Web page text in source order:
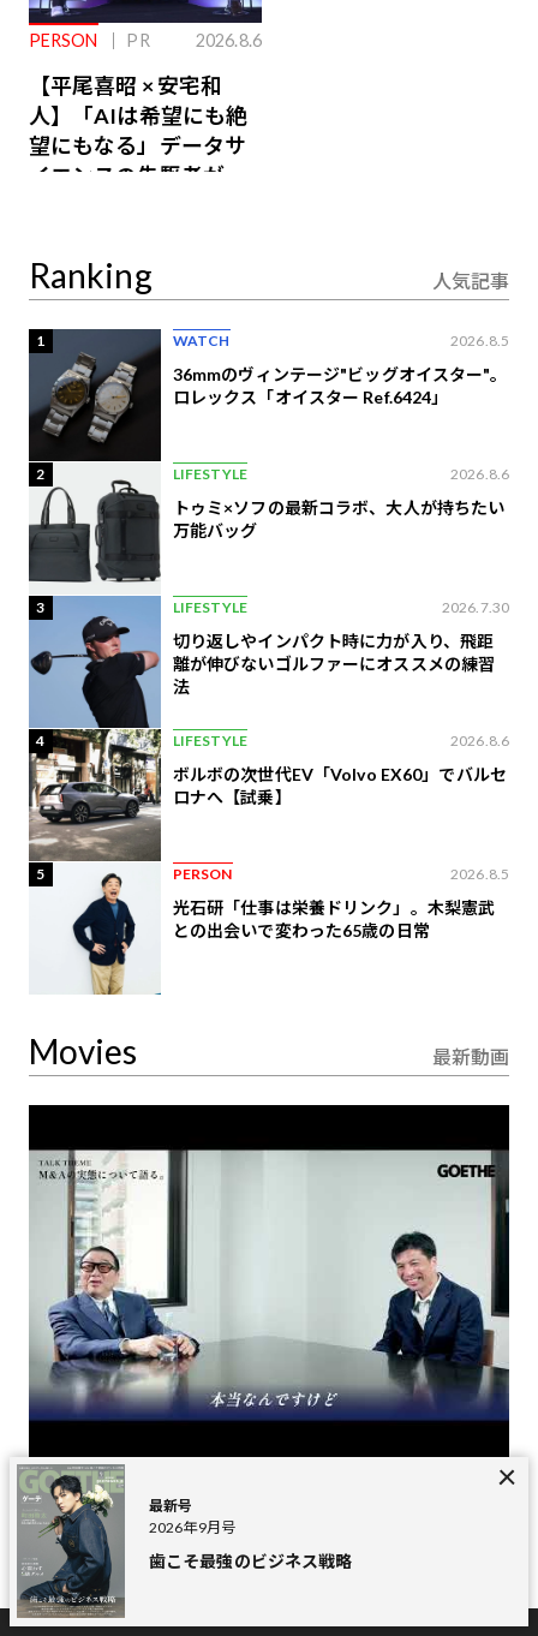
PERSON PR 2026.8.6
【平尾喜昭 × 安宅和
人】「AIは希望にも絶
望にもなる」データサ
イエンスの先駆者が語
Ranking 人気記事
1 WATCH 2026.8.5
36mmのヴィンテージ"ビッグオイスター"。
ロレックス「オイスター Ref.6424」
2 LIFESTYLE 2026.8.6
トゥミ×ソフの最新コラボ、大人が持ちたい
万能バッグ
3 LIFESTYLE 2026.7.30
切り返しやインパクト時に力が入り、飛距
離が伸びないゴルファーにオススメの練習
法
4 LIFESTYLE 2026.8.6
ボルボの次世代EV「Volvo EX60」でバルセ
ロナへ【試乗】
5 PERSON 2026.8.5
光石研「仕事は栄養ドリンク」。木梨憲武
との出会いで変わった65歳の日常
Movies 最新動画
【後編】見城 徹×藤田 晋「経営にも人生にも、近道なんてもの
はない」ファイナンス対談
【
最新号
2026年9月号
歯こそ最強のビジネス戦略